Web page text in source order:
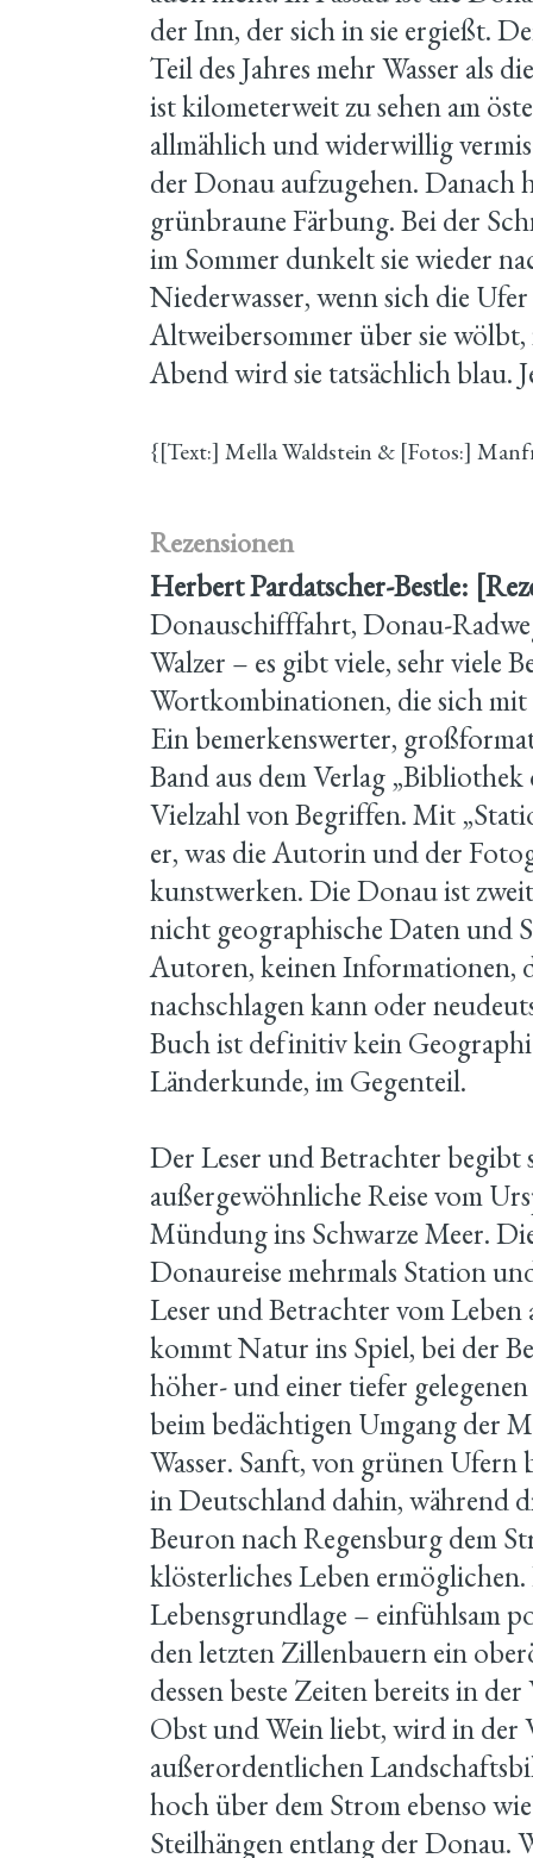
der Inn, der sich in sie ergießt.
Teil des Jahres mehr Wasser als
ist kilometerweit zu sehen am
allmählich und widerwillig
der Donau aufzugehen. Danach
grünbraune Färbung. Bei der
im Sommer dunkelt sie wieder
Niederwasser, wenn sich die
Altweibersommer über sie
Abend wird sie tatsächlich blau.
{[Text:] Mella Waldstein & [Fotos:]
Rezensionen
Herbert Pardatscher-Bestle:
Donauschifffahrt, Donau-
Walzer – es gibt viele, sehr viele
Wortkombinationen, die sich mit
Ein bemerkenswerter,
Band aus dem Verlag
Vielzahl von Begriffen. Mit
er, was die Autorin und der
kunstwerken. Die Donau ist
nicht geographische Daten und
Autoren, keinen Informationen,
nachschlagen kann oder
Buch ist definitiv kein
Länderkunde, im Gegenteil.
Der Leser und Betrachter begibt
außergewöhnliche Reise vom
Mündung ins Schwarze Meer.
Donaureise mehrmals Station
Leser und Betrachter vom
kommt Natur ins Spiel, bei der
höher- und einer tiefer
beim bedächtigen Umgang der
Wasser. Sanft, von grünen
in Deutschland dahin, während
Beuron nach Regensburg dem
klösterliches Leben ermöglichen.
Lebensgrundlage – einfühlsam
den letzten Zillenbauern ein
dessen beste Zeiten bereits in
Obst und Wein liebt, wird in der
außerordentlichen
hoch über dem Strom ebenso
Steilhängen entlang der Donau.